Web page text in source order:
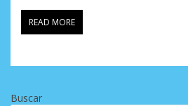
READ MORE
Buscar